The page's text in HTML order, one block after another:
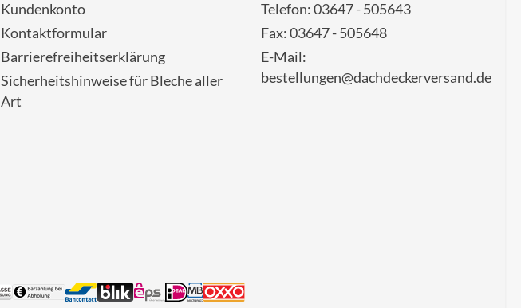
Kundenkonto
Kontaktformular
Barrierefreiheitserklärung
Sicherheitshinweise für Bleche aller
Art
Telefon: 03647 - 505643
Fax: 03647 - 505648
E-Mail:
bestellungen@dachdeckerversand.de